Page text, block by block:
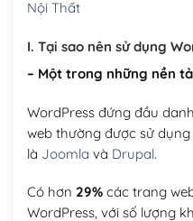
Hosting 5GB SSD (1
Hosting 8GB SSD (1
Nội Thất
I. Tại sao nên sử dụng
– Một trong những nền
WordPress đứng đầu
web thường được sử
là Joomla và Drupal.
Có hơn 29%các trang
WordPress, với số lượng